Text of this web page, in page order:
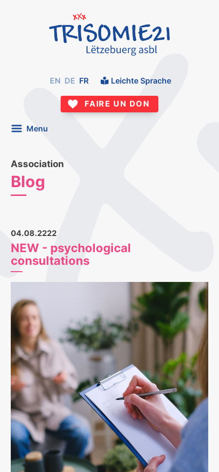
EN DE FR Leichte Sprache
FAIRE UN DON
Menu
Association
Blog
04.08.2222
NEW - psychological
consultations